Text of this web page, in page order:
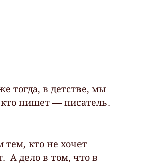
тогда, в детстве, мы
кто пишет — писатель.
тем, кто не хочет
А дело в том, что в